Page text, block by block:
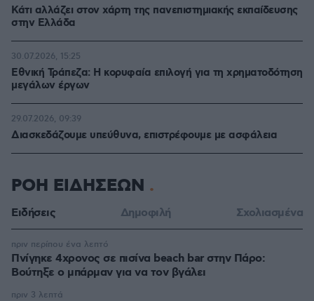
Κάτι αλλάζει στον χάρτη της πανεπιστημιακής εκπαίδευσης
στην Ελλάδα
Εθνική Τράπεζα: Η κορυφαία επιλογή για τη χρηματοδότηση
μεγάλων έργων
30.07.2026, 15:25
Διασκεδάζουμε υπεύθυνα, επιστρέφουμε με ασφάλεια
29.07.2026, 09:39
ΡΟΗ ΕΙΔΗΣΕΩΝ
Ειδήσεις Δημοφιλή Σχολιασμένα
Πνίγηκε 4χρονος σε πισίνα beach bar στην Πάρο:
Βούτηξε ο μπάρμαν για να τον βγάλει
πριν περίπου ένα λεπτό
πριν 3 λεπτά